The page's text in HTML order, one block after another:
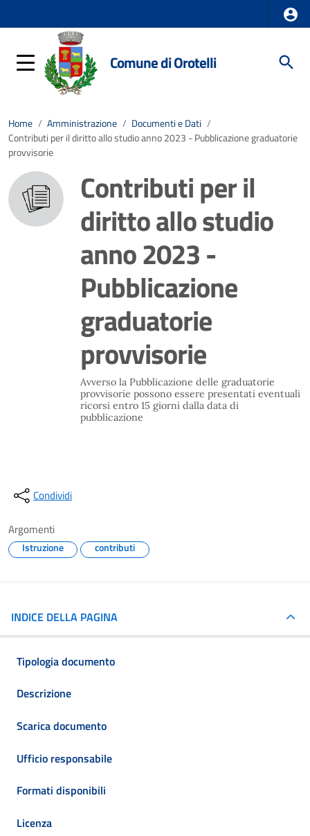
Comune di Orotelli
Home / Amministrazione / Documenti e Dati /
Contributi per il diritto allo studio anno 2023 - Pubblicazione graduatorie
provvisorie
Contributi per il
diritto allo studio
anno 2023 -
Pubblicazione
graduatorie
provvisorie
Avverso la Pubblicazione delle graduatorie
provvisorie possono essere presentati eventuali
ricorsi entro 15 giorni dalla data di
pubblicazione
Condividi
Argomenti
Istruzione contributi
INDICE DELLA PAGINA
Tipologia documento
Descrizione
Scarica documento
Ufficio responsabile
Formati disponibili
Licenza